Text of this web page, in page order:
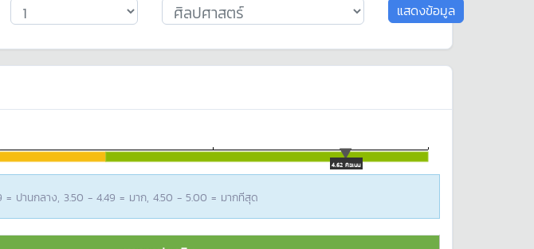
แสดงข้อมูล
4.62 คะแนน
= ปานกลาง, 3.50 - 4.49 = มาก, 4.50 - 5.00 = มากทีสุด